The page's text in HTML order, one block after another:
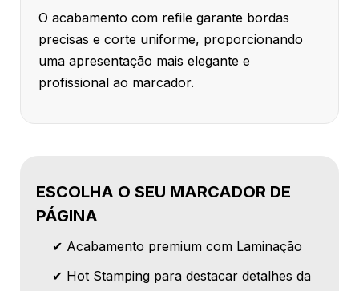
O acabamento com refile garante bordas
precisas e corte uniforme, proporcionando
uma apresentação mais elegante e
profissional ao marcador.
ESCOLHA O SEU MARCADOR DE
PÁGINA
✔ Acabamento premium com Laminação
✔ Hot Stamping para destacar detalhes da